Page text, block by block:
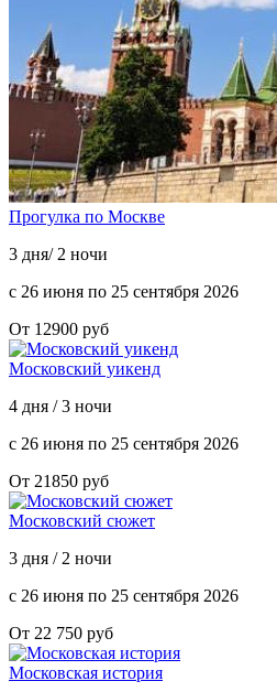
Прогулка по Москве
3 дня/ 2 ночи
с 26 июня по 25 сентября 2026
От 12900 руб
Московский уикенд
4 дня / 3 ночи
с 26 июня по 25 сентября 2026
От 21850 руб
Московский сюжет
3 дня / 2 ночи
с 26 июня по 25 сентября 2026
От 22 750 руб
Московская история